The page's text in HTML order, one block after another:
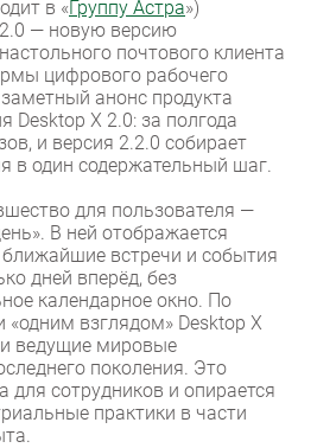
в «Группу Астра»)
— новую версию
почтового клиента
цифрового рабочего
анонс продукта
Desktop X 2.0: за полгода
и версия 2.2.0 собирает
в один содержательный шаг.
для пользователя —
В ней отображается
ближайшие встречи и события
дней вперёд, без
календарное окно. По
«одним взглядом» Desktop X
ведущие мировые
поколения. Это
для сотрудников и опирается
практики в части